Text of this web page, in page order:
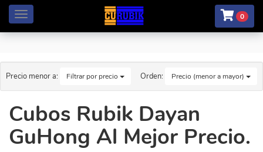
Menú 0
Precio menor a: Filtrar por precio Orden: Precio (menor a mayor)
Cubos Rubik Dayan
GuHong Al Mejor Precio.